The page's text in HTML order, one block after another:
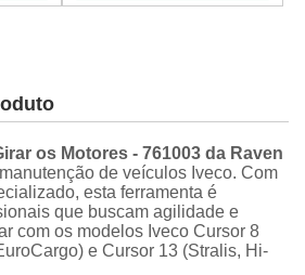
os Motores - 761003 da Raven
de veículos Iveco. Com
esta ferramenta é
que buscam agilidade e
com os modelos Iveco Cursor 8
e Cursor 13 (Stralis, Hi-